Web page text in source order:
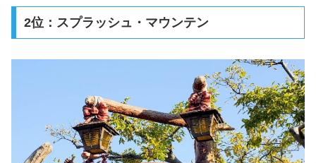
2位：スプラッシュ・マウンテン